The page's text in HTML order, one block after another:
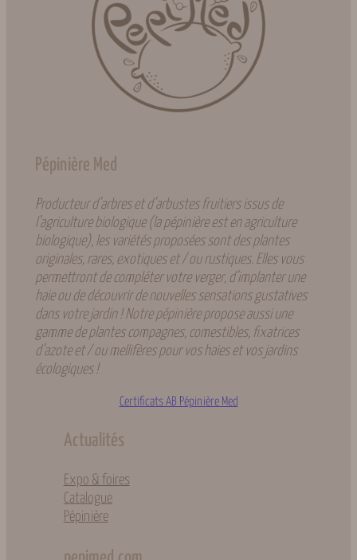
Pépinière Med
Producteur d’arbres et d’arbustes fruitiers issus de
l’agriculture biologique (la pépinière est en agriculture
biologique), les variétés proposées sont des plantes
originales, rares, exotiques et / ou rustiques. Elles vous
permettront de compléter votre verger, d’implanter une
haie ou de découvrir de nouvelles sensations gustatives
dans votre jardin ! Notre pépinière propose aussi une
gamme de plantes compagnes, comestibles, fixatrices
d’azote et / ou mellifères pour vos haies et vos jardins
écologiques !
Certificats AB Pépinière Med
Actualités
Expo & foires
Catalogue
Pépinière